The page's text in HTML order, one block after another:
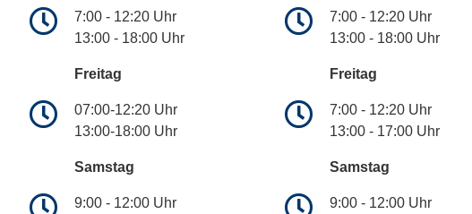
7:00 - 12:20 Uhr
13:00 - 18:00 Uhr
Freitag
07:00-12:20 Uhr
13:00-18:00 Uhr
Samstag
9:00 - 12:00 Uhr
7:00 - 12:20 Uhr
13:00 - 18:00 Uhr
Freitag
7:00 - 12:20 Uhr
13:00 - 17:00 Uhr
Samstag
9:00 - 12:00 Uhr